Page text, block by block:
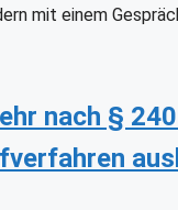
mit einem
nach §